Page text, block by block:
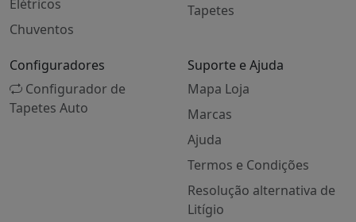
Elétricos
Chuventos
Tapetes
Configuradores
Configurador de
Tapetes Auto
Suporte e Ajuda
Mapa Loja
Marcas
Ajuda
Termos e Condições
Resolução alternativa de
Litígio